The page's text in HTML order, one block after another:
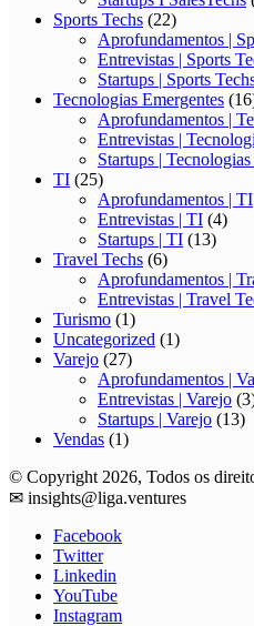
Sports Techs (22)
Aprofundamentos |
Entrevistas | Sports
Startups | Sports
Tecnologias Emergentes
Aprofundamentos |
Entrevistas |
Startups |
TI (25)
Aprofundamentos | TI
Entrevistas | TI (4)
Startups | TI (13)
Travel Techs (6)
Aprofundamentos |
Entrevistas | Travel
Turismo (1)
Uncategorized (1)
Varejo (27)
Aprofundamentos |
Entrevistas | Varejo
Startups | Varejo (13)
Vendas (1)
© Copyright 2026, Todos os
✉ insights@liga.ventures
Facebook
Twitter
Linkedin
YouTube
Instagram